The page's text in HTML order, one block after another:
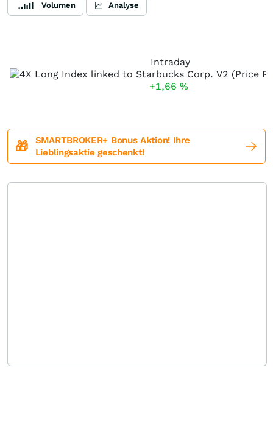
Volumen Analyse
Intraday
+1,66 %
🎁
SMARTBROKER+ Bonus Aktion! Ihre
Lieblingsaktie geschenkt!